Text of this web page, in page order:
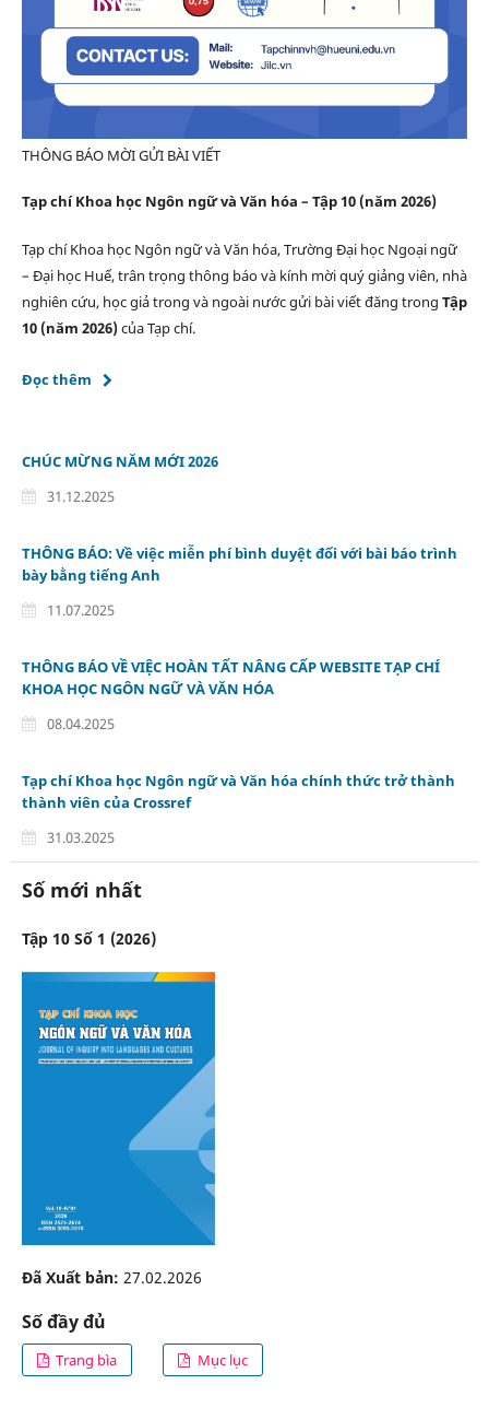
THÔNG BÁO MỜI GỬI BÀI VIẾT
Tạp chí Khoa học Ngôn ngữ và Văn hóa – Tập 10 (năm 2026)
Tạp chí Khoa học Ngôn ngữ và Văn hóa, Trường Đại học Ngoại ngữ
– Đại học Huế, trân trọng thông báo và kính mời quý giảng viên, nhà
nghiên cứu, học giả trong và ngoài nước gửi bài viết đăng trong Tập
10 (năm 2026)của Tạp chí.
Đọc thêm
CHÚC MỪNG NĂM MỚI 2026
31.12.2025
THÔNG BÁO: Về việc miễn phí bình duyệt đối với bài báo trình
bày bằng tiếng Anh
11.07.2025
THÔNG BÁO VỀ VIỆC HOÀN TẤT NÂNG CẤP WEBSITE TẠP CHÍ
KHOA HỌC NGÔN NGỮ VÀ VĂN HÓA
08.04.2025
Tạp chí Khoa học Ngôn ngữ và Văn hóa chính thức trở thành
thành viên của Crossref
31.03.2025
Số mới nhất
Tập 10 Số 1 (2026)
Đã Xuất bản: 27.02.2026
Số đầy đủ
Trang bìa Mục lục